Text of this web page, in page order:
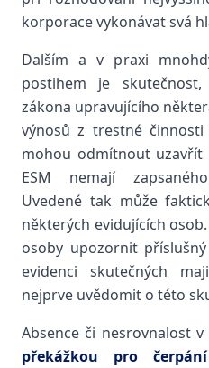
korporace vykonávat svá
Dalším a v praxi
postihem je
zákona upravujícího
výnosů z trestné
mohou odmítnout
ESM nemají
Uvedené tak může
některých evidujících
osoby upozornit
evidenci skutečných
nejprve uvědomit o této
Absence či nesrovnalost
překážkou pro